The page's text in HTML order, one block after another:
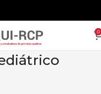
0